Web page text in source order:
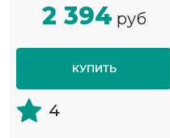
2 394 руб
КУПИТЬ
4